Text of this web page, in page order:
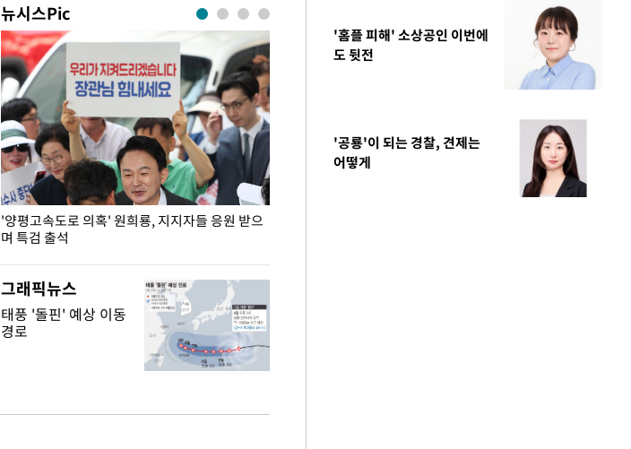
뉴시스Pic
'양평고속도로 의혹' 원희룡, 지지자들 응원 받으
며 특검 출석
그래픽뉴스
태풍 '돌핀' 예상 이동
경로
'홈플 피해' 소상공인 이번에
도 뒷전
'공룡'이 되는 경찰, 견제는
어떻게